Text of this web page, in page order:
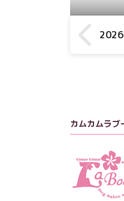
カムカムラブ